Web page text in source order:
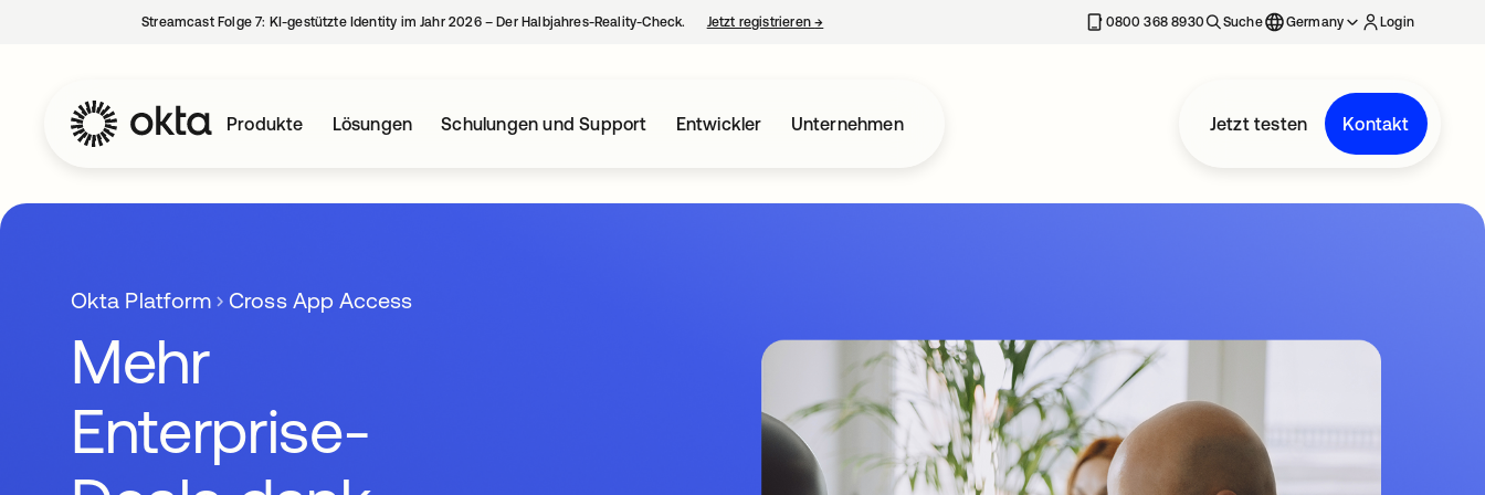
Streamcast Folge 7: KI-gestützte Identity im Jahr 2026 – Der Halbjahres-Reality-Check. Jetzt registrieren→ 0800 368 8930 Suche Germany Login
Produkte Lösungen Schulungen und Support Entwickler Unternehmen Jetzt testen Kontakt
Okta Platform Cross App Access
Mehr
Enterprise-